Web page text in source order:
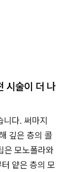
시술이 더 나
니다. 써마지
깊은 층의 콜
은 모노폴라와
얕은 층의 모